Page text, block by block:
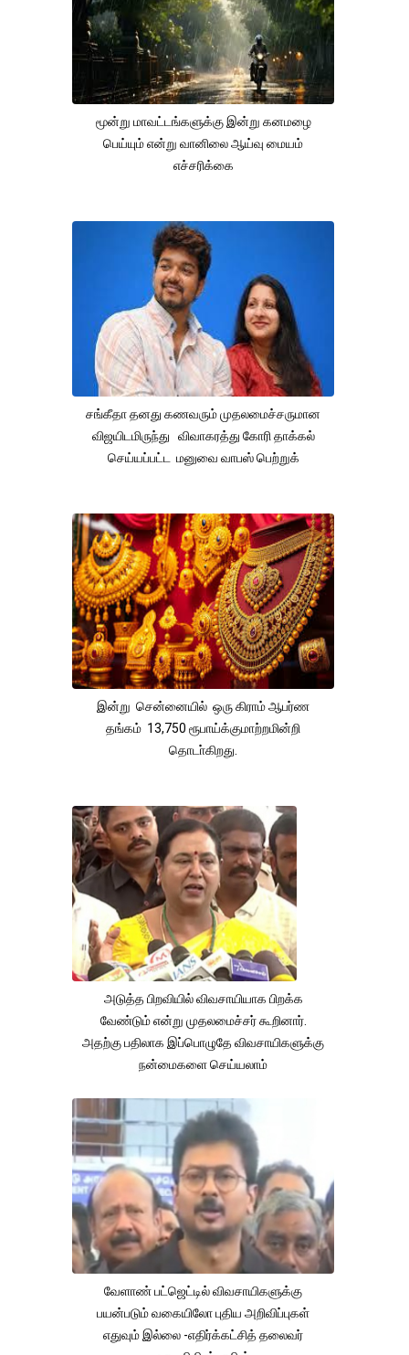
மூன்று மாவட்டங்களுக்கு இன்று கனமழை
பெய்யும் என்று வானிலை ஆய்வு மையம்
எச்சரிக்கை
சங்கீதா தனது கணவரும் முதலமைச்சருமான
விஜயிடமிருந்து விவாகரத்து கோரி தாக்கல்
செய்யப்பட்ட மனுவை வாபஸ் பெற்றுக்
இன்று சென்னையில் ஒரு கிராம் ஆபர்ண
தங்கம் 13,750 ரூபாய்க்குமாற்றமின்றி
தொடா்கிறது.
அடுத்த பிறவியில் விவசாயியாக பிறக்க
வேண்டும் என்று முதலமைச்சர் கூறினார்.
அதற்கு பதிலாக இப்பொழுதே விவசாயிகளுக்கு
நன்மைகளை செய்யலாம்
வேளாண் பட்ஜெட்டில் விவசாயிகளுக்கு
பயன்படும் வகையிலோ புதிய அறிவிப்புகள்
எதுவும் இல்லை -எதிர்க்கட்சித் தலைவர்